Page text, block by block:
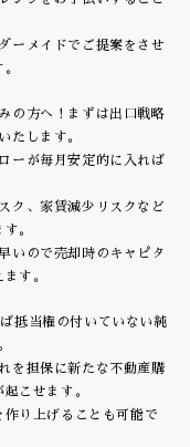
ーメイドでご提案をさせ
の方へ！まずは出口戦略
たします。
ーが毎月安定的に入れば
ク、家賃減少リスクなど
。
いので売却時のキャピタ
す。
抵当権の付いていない純
を担保に新たな不動産購
こせます。
り上げることも可能で